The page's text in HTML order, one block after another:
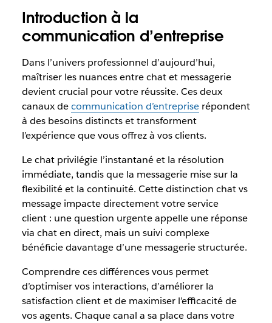
Introduction à la
communication d’entreprise
Dans l’univers professionnel d’aujourd’hui,
maîtriser les nuances entre chat et messagerie
devient crucial pour votre réussite. Ces deux
canaux decommunication d’entrepriserépondent
à des besoins distincts et transforment
l’expérience que vous offrez à vos clients.
Le chat privilégie l’instantané et la résolution
immédiate, tandis que la messagerie mise sur la
flexibilité et la continuité. Cette distinction chat vs
message impacte directement votre service
client : une question urgente appelle une réponse
via chat en direct, mais un suivi complexe
bénéficie davantage d’une messagerie structurée.
Comprendre ces différences vous permet
d’optimiser vos interactions, d’améliorer la
satisfaction client et de maximiser l’efficacité de
vos agents. Chaque canal a sa place dans votre